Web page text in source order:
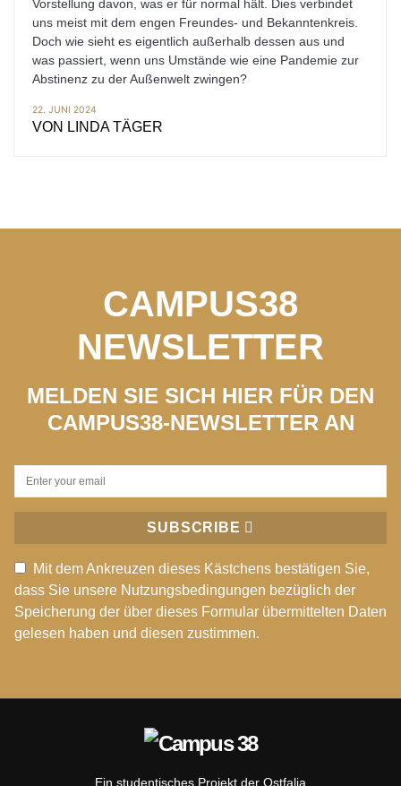
Vorstellung davon, was er für normal hält. Dies verbindet
uns meist mit dem engen Freundes- und Bekanntenkreis.
Doch wie sieht es eigentlich außerhalb dessen aus und
was passiert, wenn uns Umstände wie eine Pandemie zur
Abstinenz zu der Außenwelt zwingen?
22. JUNI 2024
VON LINDA TÄGER
CAMPUS38
NEWSLETTER
MELDEN SIE SICH HIER FÜR DEN
CAMPUS38-NEWSLETTER AN
SUBSCRIBE
Mit dem Ankreuzen dieses Kästchens bestätigen Sie,
dass Sie unsere Nutzungsbedingungen bezüglich der
Speicherung der über dieses Formular übermittelten Daten
gelesen haben und diesen zustimmen.
Ein studentisches Projekt der Ostfalia